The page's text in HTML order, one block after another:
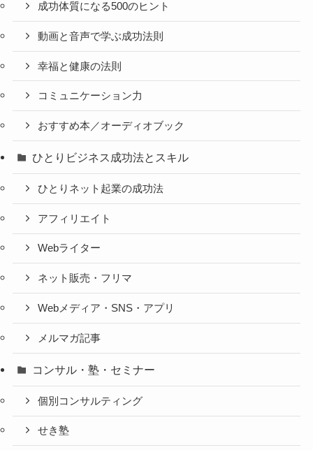
成功体質になる500のヒント
動画と音声で学ぶ成功法則
幸福と健康の法則
コミュニケーション力
おすすめ本／オーディオブック
ひとりビジネス成功法とスキル
ひとりネット起業の成功法
アフィリエイト
Webライター
ネット販売・フリマ
Webメディア・SNS・アプリ
メルマガ記事
コンサル・塾・セミナー
個別コンサルティング
せき塾